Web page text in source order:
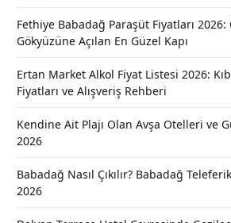
Fethiye Babadağ Paraşüt Fiyatları 2026:
Gökyüzüne Açılan En Güzel Kapı
Ertan Market Alkol Fiyat Listesi 2026:
Fiyatları ve Alışveriş Rehberi
Kendine Ait Plajı Olan Avşa Otelleri ve
2026
Babadağ Nasıl Çıkılır? Babadağ
2026